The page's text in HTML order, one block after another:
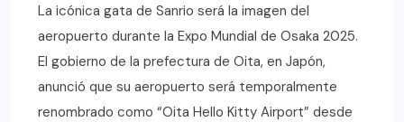
La icónica gata de Sanrio será la imagen del
aeropuerto durante la Expo Mundial de Osaka 2025.
El gobierno de la prefectura de Oita, en Japón,
anunció que su aeropuerto será temporalmente
renombrado como “Oita Hello Kitty Airport” desde